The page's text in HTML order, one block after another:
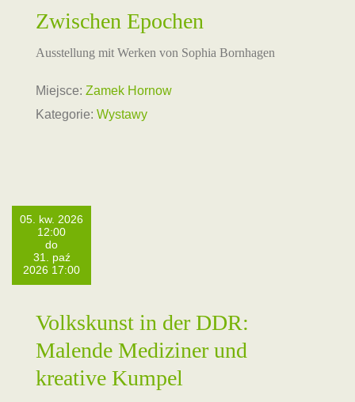
Zwischen Epochen
Ausstellung mit Werken von Sophia Bornhagen
Miejsce: Zamek Hornow
Kategorie: Wystawy
05. kw. 2026
12:00
do
31. paź
2026 17:00
Volkskunst in der DDR:
Malende Mediziner und
kreative Kumpel